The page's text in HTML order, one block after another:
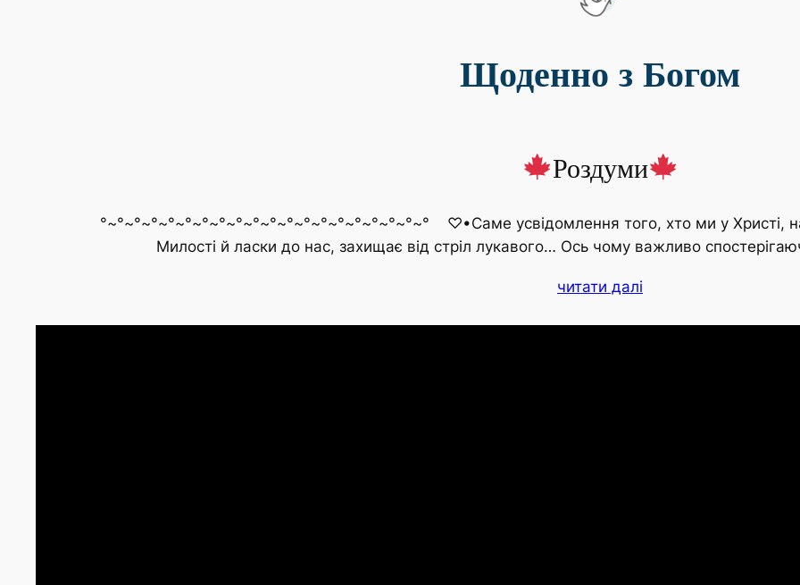
Щоденно з Богом
Роздуми
°~°~°~°~°~°~°~°~°~°~°~°~°~°~°~°~°~°~°~° ♡•Саме усвідомлення того, хто ми у Христі,
Милості й ласки до нас, захищає від стріл лукавого… Ось чому важливо
читати далі